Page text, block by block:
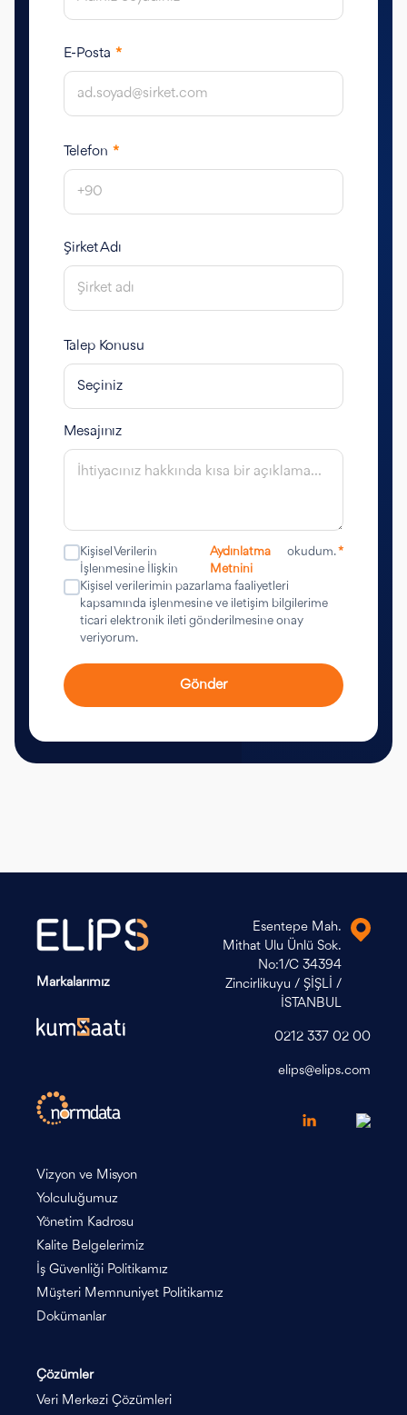
E-Posta *
Telefon *
Şirket Adı
Talep Konusu
Mesajınız
Kişisel Verilerin
İşlenmesine İlişkin
Aydınlatma
Metnini
okudum.*
Kişisel verilerimin pazarlama faaliyetleri
kapsamında işlenmesine ve iletişim bilgilerime
ticari elektronik ileti gönderilmesine onay
veriyorum.
Gönder
Markalarımız
Esentepe Mah.
Mithat Ulu Ünlü Sok.
No:1/C 34394
Zincirlikuyu / ŞİŞLİ /
İSTANBUL
0212 337 02 00
elips@elips.com
Vizyon ve Misyon
Yolculuğumuz
Yönetim Kadrosu
Kalite Belgelerimiz
İş Güvenliği Politikamız
Müşteri Memnuniyet Politikamız
Dokümanlar
Çözümler
Veri Merkezi Çözümleri